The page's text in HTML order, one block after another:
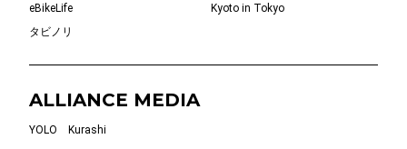
eBikeLife
Kyoto in Tokyo
タビノリ
ALLIANCE MEDIA
YOLO Kurashi